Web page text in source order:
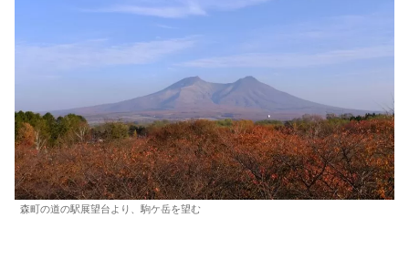
森町の道の駅展望台より、駒ケ岳を望む